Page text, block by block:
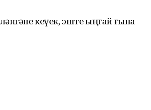
кеүек, эште ыңғай ғына